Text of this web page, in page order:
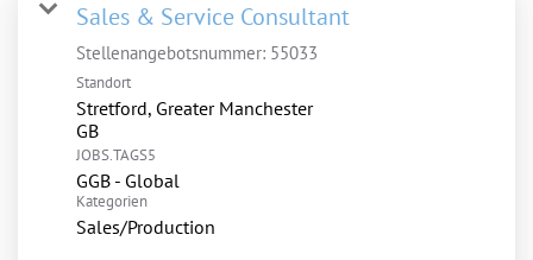
Sales & Service Consultant
Stellenangebotsnummer: 55033
Standort
Stretford, Greater Manchester
JOBS.TAGS5
GGB - Global
Kategorien
Sales/Production